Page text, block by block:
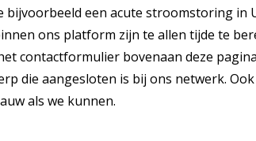
bijvoorbeeld een acute stroomstoring in
ons platform zijn te allen tijde te
contactformulier bovenaan deze
die aangesloten is bij ons netwerk.
als we kunnen.